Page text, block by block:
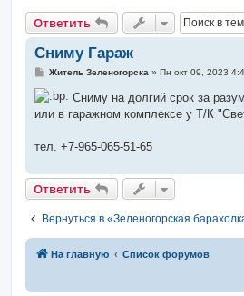
Ответить
Сниму Гараж
С
о
б
щ
и
Житель Зеленогорска » Пн окт 09, 2023
Сниму на долгий срок за
или в гаражном комплексе у Т/К
тел. +7-965-065-51-65
Ответить
Вернуться в «Зеленогорская
На главную Список форумов